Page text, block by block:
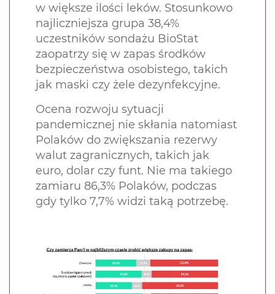
w większe ilości leków. Stosunkowo
najliczniejsza grupa 38,4%
uczestników sondażu BioStat
zaopatrzy się w zapas środków
bezpieczeństwa osobistego, takich
jak maski czy żele dezynfekcyjne.
Ocena rozwoju sytuacji
pandemicznej nie skłania natomiast
Polaków do zwiększania rezerwy
walut zagranicznych, takich jak
euro, dolar czy funt. Nie ma takiego
zamiaru 86,3% Polaków, podczas
gdy tylko 7,7% widzi taką potrzebę.